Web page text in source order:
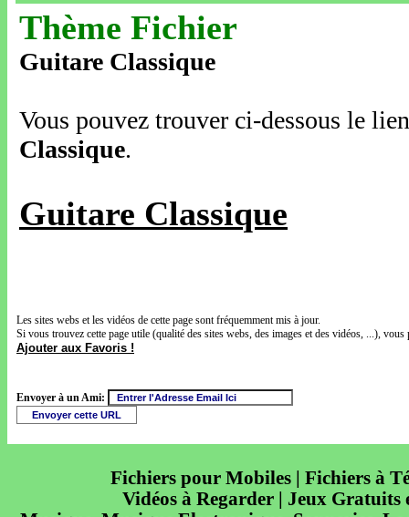
Thème Fichier
Guitare Classique
Vous pouvez trouver ci-dessous le
Classique.
Guitare Classique
Les sites webs et les vidéos de cette page sont fréquemment mis à jour.
Si vous trouvez cette page utile (qualité des sites webs, des images et des vidéos, ...),
Ajouter aux Favoris !
Envoyer à un Ami:
Fichiers pour Mobiles | Fichiers à
Vidéos à Regarder | Jeux Gratuits